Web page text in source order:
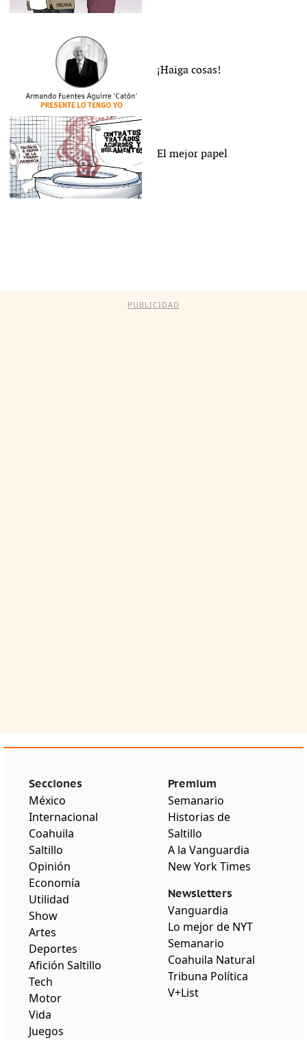
¡Haiga cosas!
El mejor papel
PUBLICIDAD
Secciones
México
Internacional
Coahuila
Saltillo
Opinión
Economía
Utilidad
Show
Artes
Deportes
Afición Saltillo
Tech
Motor
Vida
Juegos
Premium
Semanario
Historias de
Saltillo
A la Vanguardia
New York Times
Newsletters
Vanguardia
Lo mejor de NYT
Semanario
Coahuila Natural
Tribuna Política
V+List